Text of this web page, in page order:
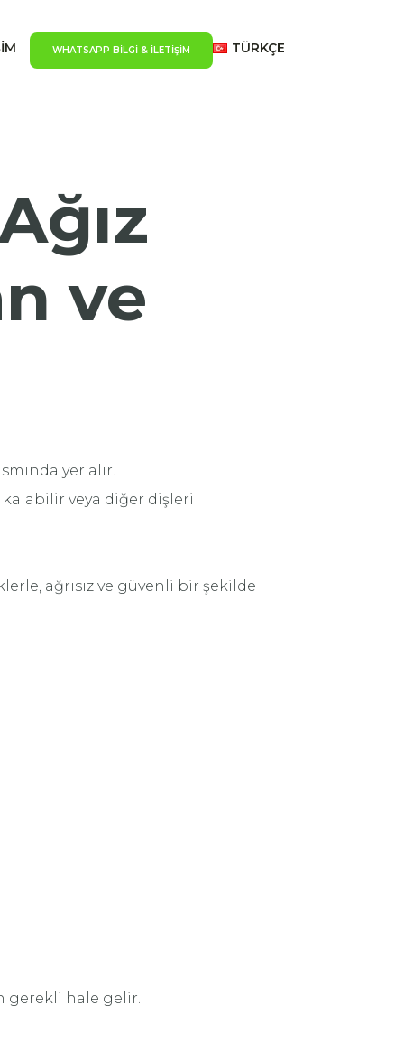
WHATSAPP BILGI & İLETIŞIM TÜRKÇE
ve
yer alır.
veya diğer dişleri
ağrısız ve güvenli bir şekilde
gerekli hale gelir.